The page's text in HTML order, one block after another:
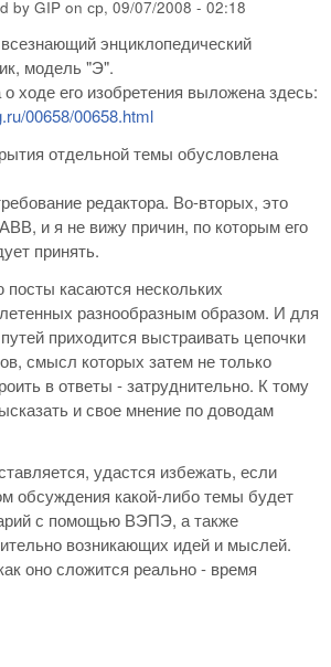
by GIP on ср, 09/07/2008 - 02:18
энциклопедический
модель "Э".
о ходе его изобретения выложена здесь:
00658/00658.html
отдельной темы обусловлена
редактора. Во-вторых, это
и я не вижу причин, по которым его
принять.
посты касаются нескольких
разнообразным образом. И для
приходится выстраивать цепочки
смысл которых затем не только
в ответы - затруднительно. К тому
и свое мнение по доводам
удастся избежать, если
обсуждения какой-либо темы будет
с помощью ВЭПЭ, а также
возникающих идей и мыслей.
оно сложится реально - время